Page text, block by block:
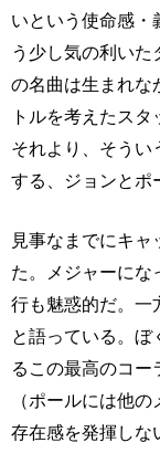
いという使命感・
う少し気の利い
の名曲は生まれな
トルを考えたス
それより、そうい
する、ジョンとポ
見事なまでにキ
た。メジャーにな
行も魅惑的だ。一
と語っている。ぼ
るこの最高のコー
（ポールには他
存在感を発揮しな